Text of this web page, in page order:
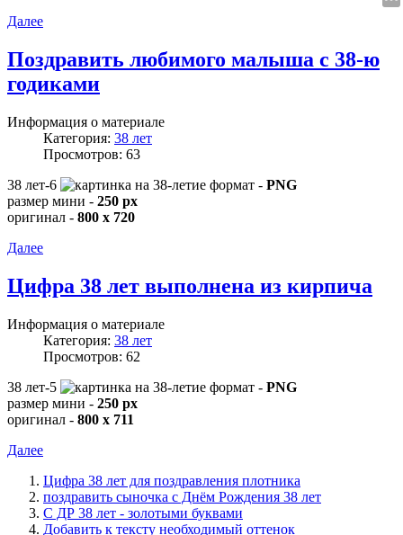
Далее
Поздравить любимого малыша с 38-ю
годиками
Информация о материале
Категория: 38 лет
Просмотров: 63
38 лет-6
формат - PNG
размер мини - 250 px
оригинал - 800 x 720
Далее
Цифра 38 лет выполнена из кирпича
Информация о материале
Категория: 38 лет
Просмотров: 62
38 лет-5
формат - PNG
размер мини - 250 px
оригинал - 800 x 711
Далее
Цифра 38 лет для поздравления плотника
поздравить сыночка с Днём Рождения 38 лет
С ДР 38 лет - золотыми буквами
Добавить к тексту необходимый оттенок